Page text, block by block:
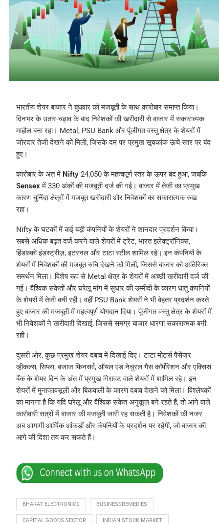
भारतीय शेयर बाजार ने बुधवार को मजबूती के साथ कारोबार समाप्त किया।
दिनभर के उतार-चढ़ाव के बाद निवेशकों की खरीदारी से बाजार में सकारात्मक
माहौल बना रहा। Metal, PSU Bank और पूंजीगत वस्तु क्षेत्र के शेयरों में
जोरदार तेजी देखने को मिली, जिसके दम पर प्रमुख सूचकांक ऊंचे स्तर पर बंद
हुए।
कारोबार के अंत में Nifty24,050 के महत्वपूर्ण स्तर के ऊपर बंद हुआ, जबकि
Sensexमें 330 अंकों की मजबूती दर्ज की गई। बाजार में तेजी का प्रमुख
कारण चुनिंदा क्षेत्रों में मजबूत खरीदारी और निवेशकों का सकारात्मक रुख
रहा।
Nifty के घटकों में कई बड़ी कंपनियों के शेयरों ने शानदार प्रदर्शन किया।
सबसे अधिक बढ़त दर्ज करने वाले शेयरों में ट्रेंट, भारत इलेक्ट्रॉनिक्स,
हिंडाल्को इंडस्ट्रीज़, इटरनल और टाटा स्टील शामिल रहे। इन कंपनियों के
शेयरों में निवेशकों की मजबूत रुचि देखने को मिली, जिससे बाजार को अतिरिक्त
समर्थन मिला। विशेष रूप से Metal क्षेत्र के शेयरों में अच्छी खरीदारी दर्ज की
गई। वैश्विक संकेतों और घरेलू मांग में सुधार की उम्मीदों के कारण धातु कंपनियों
के शेयरों में तेजी बनी रही। वहीं PSU Bank शेयरों ने भी बेहतर प्रदर्शन करते
हुए बाजार की मजबूती में महत्वपूर्ण योगदान दिया। पूंजीगत वस्तु क्षेत्र के शेयरों में
भी निवेशकों ने खरीदारी दिखाई, जिससे समग्र बाजार धारणा सकारात्मक बनी
रही।
दूसरी ओर, कुछ प्रमुख शेयर दबाव में दिखाई दिए। टाटा मोटर्स पैसेंजर
व्हीकल्स, सिप्ला, बजाज फिनसर्व, ऑयल एंड नेचुरल गैस कॉर्पोरेशन और एक्सिस
बैंक के शेयर दिन के अंत में प्रमुख गिरावट वाले शेयरों में शामिल रहे। इन
शेयरों में मुनाफावसूली और बिकवाली के कारण दबाव देखने को मिला। विश्लेषकों
का मानना है कि यदि घरेलू और वैश्विक संकेत अनुकूल बने रहते हैं, तो आने वाले
कारोबारी सत्रों में बाजार की मजबूती जारी रह सकती है। निवेशकों की नजर
अब आगामी आर्थिक आंकड़ों और कंपनियों के प्रदर्शन पर रहेगी, जो बाजार की
आगे की दिशा तय कर सकते हैं।
BHARAT ELECTRONICS BUSINESSREMEDIES
CAPITAL GOODS SECTOR INDIAN STOCK MARKET